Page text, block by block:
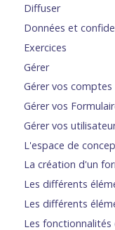
Diffuser
Données et
Exercices
Gérer
Gérer vos comptes
Gérer vos
Gérer vos
L'espace de
La création d'un
Les différents
Les différents
Les fonctionnalités